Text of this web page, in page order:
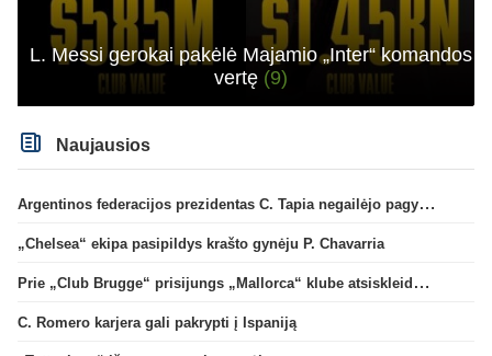
L. Messi gerokai pakėlė Majamio „Inter“ komandos
vertę (9)
Naujausios
Argentinos federacijos prezidentas C. Tapia negailėjo pagyrų G. Infantino
„Chelsea“ ekipa pasipildys krašto gynėju P. Chavarria
Prie „Club Brugge“ prisijungs „Mallorca“ klube atsiskleidęs J. Virgili
C. Romero karjera gali pakrypti į Ispaniją